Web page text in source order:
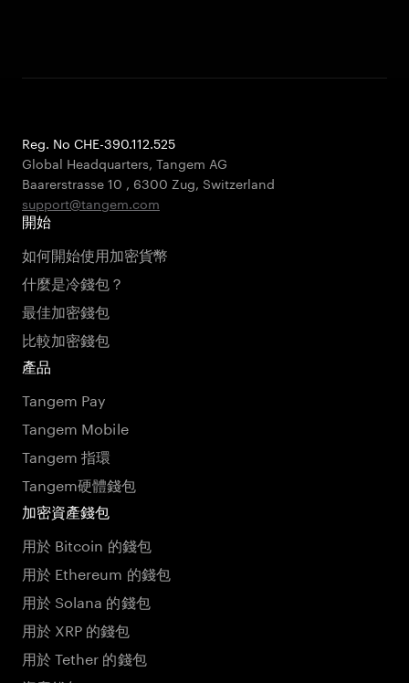
Reg. No CHE-390.112.525
Global Headquarters, Tangem AG
Baarerstrasse 10 , 6300 Zug, Switzerland
support@tangem.com
開始
如何開始使用加密貨幣
什麼是冷錢包？
最佳加密錢包
比較加密錢包
產品
Tangem Pay
Tangem Mobile
Tangem 指環
Tangem硬體錢包
加密資產錢包
用於 Bitcoin 的錢包
用於 Ethereum 的錢包
用於 Solana 的錢包
用於 XRP 的錢包
用於 Tether 的錢包